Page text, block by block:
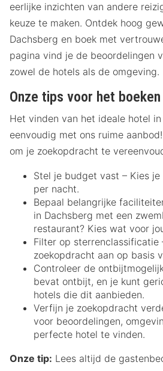
eerlijke inzichten van andere
keuze te maken. Ontdek hoog
Dachsberg en boek met
pagina vind je de beoordelingen
zowel de hotels als de omgeving.
Onze tips voor het boeken
Het vinden van het ideale hotel
eenvoudig met ons ruime
om je zoekopdracht te
Stel je budget vast – Kies
per nacht.
Bepaal belangrijke
in Dachsberg met een
restaurant? Kies wat voor
Filter op sterrenclassificatie
zoekopdracht aan op basis
Controleer de
bevat ontbijt, en je kunt
hotels die dit aanbieden.
Verfijn je zoekopdracht
voor beoordelingen,
perfecte hotel te vinden.
Onze tip: Lees altijd de